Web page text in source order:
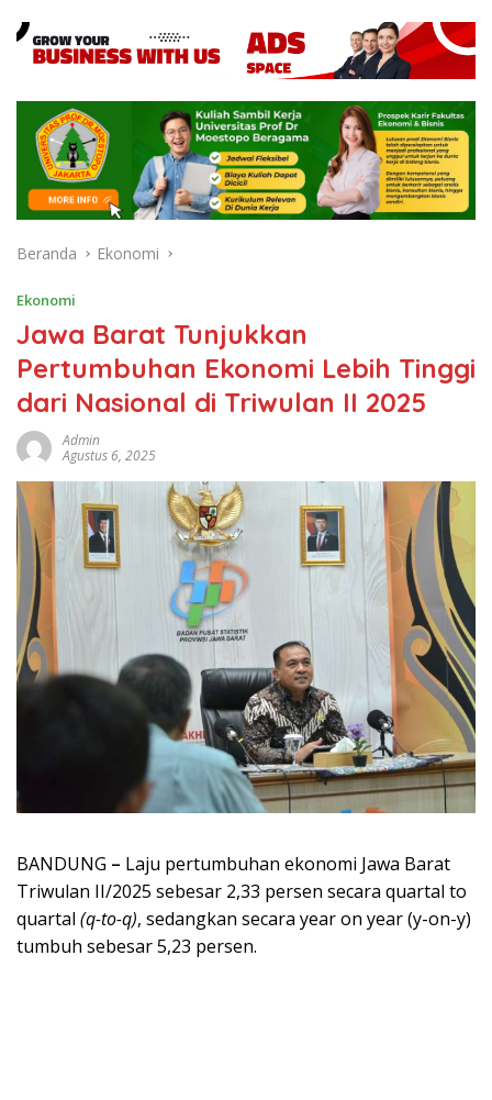
Beranda Ekonomi
Ekonomi
Jawa Barat Tunjukkan
Pertumbuhan Ekonomi Lebih Tinggi
dari Nasional di Triwulan II 2025
Admin
Agustus 6, 2025
BANDUNG – Laju pertumbuhan ekonomi Jawa Barat
Triwulan II/2025 sebesar 2,33 persen secara quartal to
quartal (q-to-q), sedangkan secara year on year (y-on-y)
tumbuh sebesar 5,23 persen.